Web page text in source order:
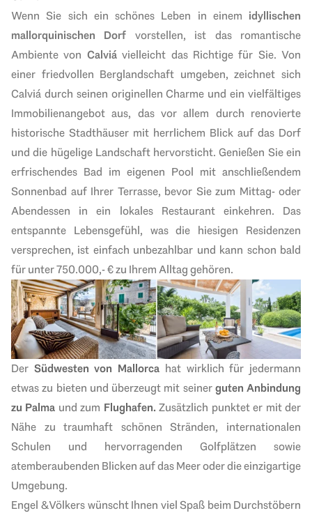
Wenn Sie sich ein schönes Leben in einem idyllischen
mallorquinischen Dorf vorstellen, ist das romantische
Ambiente von Calviávielleicht das Richtige für Sie. Von
einer friedvollen Berglandschaft umgeben, zeichnet sich
Calviá durch seinen originellen Charme und ein vielfältiges
Immobilienangebot aus, das vor allem durch renovierte
historische Stadthäuser mit herrlichem Blick auf das Dorf
und die hügelige Landschaft hervorsticht. Genießen Sie ein
erfrischendes Bad im eigenen Pool mit anschließendem
Sonnenbad auf Ihrer Terrasse, bevor Sie zum Mittag- oder
Abendessen in ein lokales Restaurant einkehren. Das
entspannte Lebensgefühl, was die hiesigen Residenzen
versprechen, ist einfach unbezahlbar und kann schon bald
für unter 750.000,- € zu Ihrem Alltag gehören.
Der Südwesten von Mallorca hat wirklich für jedermann
etwas zu bieten und überzeugt mit seinerguten Anbindung
zu Palma und zum Flughafen. Zusätzlich punktet er mit der
Nähe zutraumhaft schönen Stränden, internationalen
Schulen und hervorragenden Golfplätzen sowie
atemberaubenden Blicken auf das Meer oderdie einzigartige
Umgebung.
Engel & Völkers wünscht Ihnen viel Spaß beim Durchstöbern